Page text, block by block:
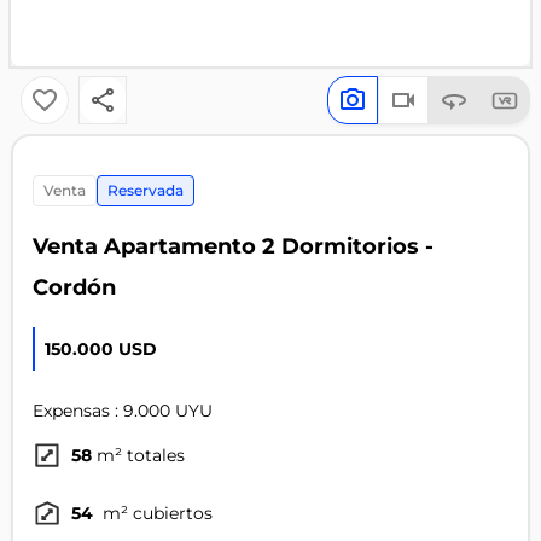
venta Reservada
Venta Apartamento 2 Dormitorios -
Cordón
150.000 USD
Expensas : 9.000 UYU
58 m² totales
54 m² cubiertos